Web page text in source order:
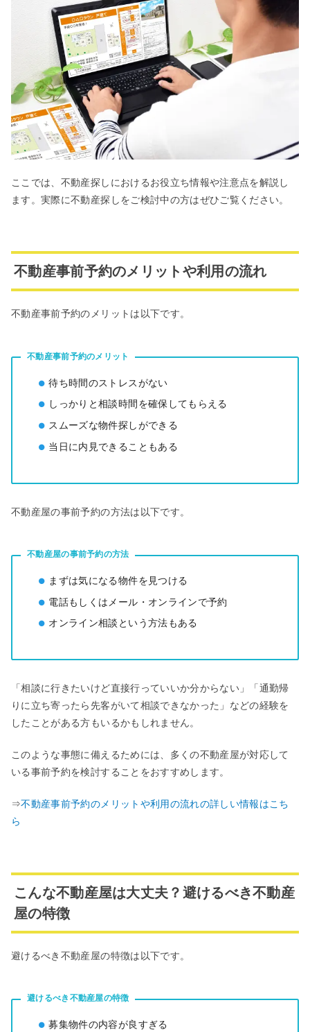
ここでは、不動産探しにおけるお役立ち情報や注意点を解説し
ます。実際に不動産探しをご検討中の方はぜひご覧ください。
不動産事前予約のメリットや利用の流れ
不動産事前予約のメリットは以下です。
不動産事前予約のメリット
待ち時間のストレスがない
しっかりと相談時間を確保してもらえる
スムーズな物件探しができる
当日に内見できることもある
不動産屋の事前予約の⽅法は以下です。
不動産屋の事前予約の⽅法
まずは気になる物件を見つける
電話もしくはメール・オンラインで予約
オンライン相談という方法もある
「相談に行きたいけど直接行っていいか分からない」「通勤帰
りに立ち寄ったら先客がいて相談できなかった」などの経験を
したことがある方もいるかもしれません。
このような事態に備えるためには、多くの不動産屋が対応して
いる事前予約を検討することをおすすめします。
⇒不動産事前予約のメリットや利用の流れの詳しい情報はこち
ら
こんな不動産屋は⼤丈夫？避けるべき不動産
屋の特徴
避けるべき不動産屋の特徴は以下です。
避けるべき不動産屋の特徴
募集物件の内容が良すぎる